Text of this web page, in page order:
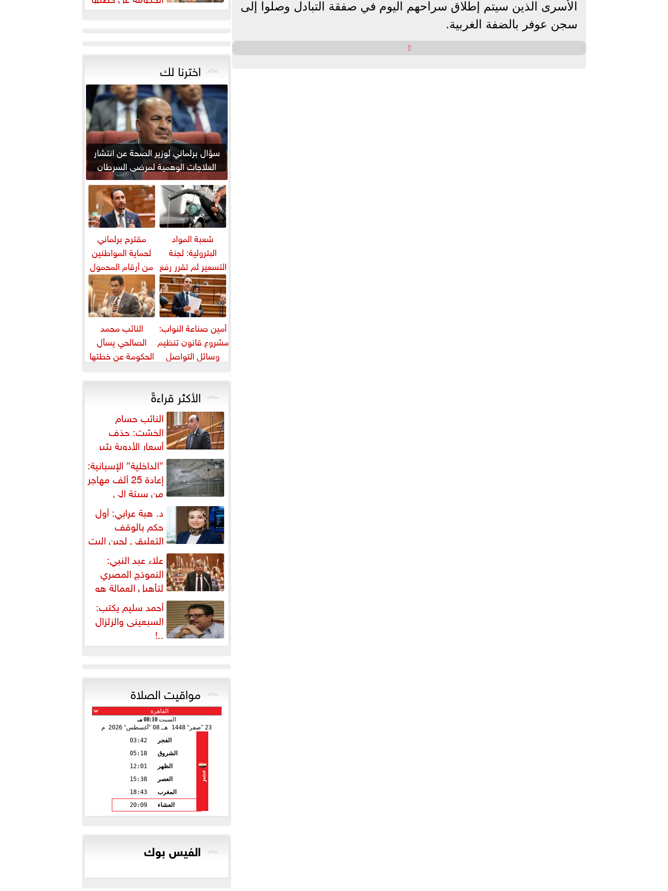
الأسرى الذين سيتم إطلاق سراحهم اليوم في صفقة التبادل وصلوا إلى
سجن عوفر بالضفة الغربية.
⇧
لمواجهة ارتفاع أسعار اللحوم
اخترنا لك
سؤال برلماني لوزير الصحة عن انتشار
العلاجات الوهمية لمرضى السرطان
شعبة المواد
البترولية: لجنة
التسعير لم تقرر رفع
أسعار البنزين
والسولار حتى...
مقترح برلماني
لحماية المواطنين
من أرقام المحمول
المجهولة
أمين صناعة النواب:
مشروع قانون تنظيم
وسائل التواصل
العميق ويحمي...
النائب محمد
الصالحي يسأل
الحكومة عن خطتها
اللحوم
الأكثر قراءةً
النائب حسام
الخشت: حذف
أسعار الأدوية يثير
إشكالية دستورية ويهدد حق
المواطن...
”الداخلية” الإسبانية:
إعادة 25 ألف مهاجر
من سبتة إلى
المغرب... وارتفاع حصيلة...
د. هبة عرابي: أول
حكم بالوقف
التعليقي لحين البت
في الطعن على... علاء عبد النبي:
النموذج المصري
لتأهيل العمالة هو
البديل العملي والأمثل لأزمات...
أحمد سليم يكتب:
السبعينى والزلزال
..!
مواقيت الصلاة
السبت 08:10 مـ
23 صفر 1448 هـ 08 أغسطس 2026 م
مصر
الفجر
03:42
الشروق
05:18
الظهر
12:01
العصر
15:38
المغرب
18:43
العشاء
20:09
الفيس بوك